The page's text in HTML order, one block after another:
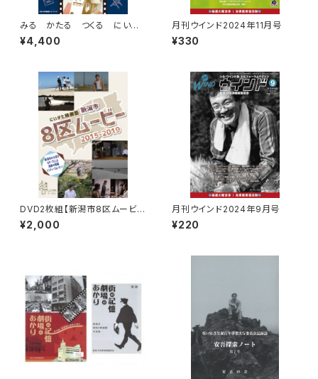
みる かたる つくる にいが
た映画130年史
¥4,400
月刊ウインド2024年11月号
¥330
DVD2枚組【新潟市8区ムービー
2015-2019】制作：にいがた映
画塾
¥2,000
月刊ウインド2024年9月号
¥220